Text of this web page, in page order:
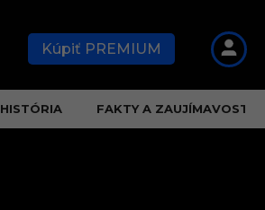
Kúpiť PREMIUM
HISTÓRIA FAKTY A ZAUJÍMAVOSTI